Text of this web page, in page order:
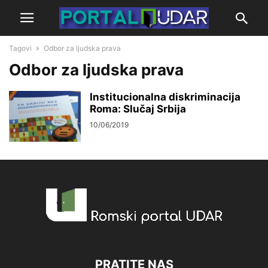
Tagovi Odbor za ljudska prava
Odbor za ljudska prava
Institucionalna diskriminacija
Roma: Slučaj Srbija
10/06/2019
PRATITE NAS